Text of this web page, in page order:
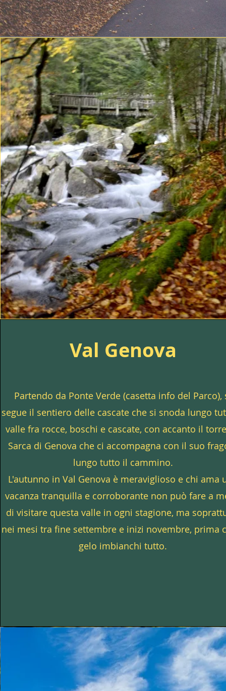
Val Genova
Partendo da Ponte Verde (casetta info del Parco),
segue il sentiero delle cascate che si snoda lungo
valle fra rocce, boschi e cascate, con accanto il
Sarca di Genova che ci accompagna con il suo
lungo tutto il cammino.
L'autunno in Val Genova è meraviglioso e chi ama
vacanza tranquilla e corroborante non può fare a
di visitare questa valle in ogni stagione, ma
nei mesi tra fine settembre e inizi novembre, prima
gelo imbianchi tutto.